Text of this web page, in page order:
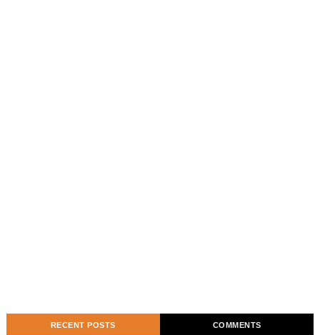
RECENT POSTS COMMENTS